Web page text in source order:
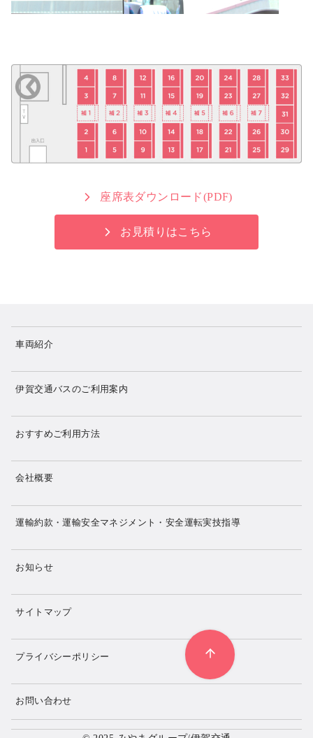
座席表ダウンロード(PDF)
お見積りはこちら
車両紹介
伊賀交通バスのご利用案内
おすすめご利用方法
会社概要
運輸約款・運輸安全マネジメント・安全運転実技指導
お知らせ
サイトマップ
プライバシーポリシー
お問い合わせ